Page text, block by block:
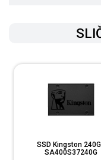
SSD Kingston
SA400S37240G